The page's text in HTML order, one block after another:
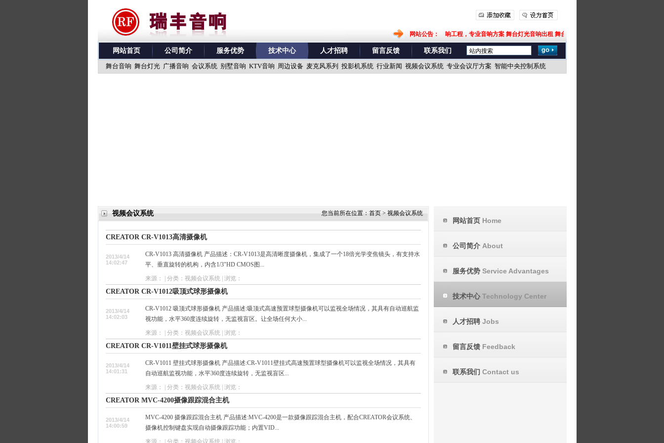
网站公告：
深圳专业音响公司 ，专业音响工程，专业音响方案 舞台灯光音响出租 舞台灯光音响出租,专业音响工程，专业音
网站首页 公司简介 服务优势 技术中心 人才招聘 留言反馈 联系我们
舞台音响 舞台灯光 广播音响 会议系统 别墅音响 KTV音响 周边设备 麦克风系列 投影机系统 行业新闻 视频会议系统 专业会议厅方案 智能中央控制系统
视频会议系统 您当前所在位置： 首页> 视频会议系统
CREATOR CR-V1013高清摄像机
2013/4/14
14:02:47
CR-V1013 高清摄像机 产品描述：CR-V1013是高清晰度摄像机，集成了一个18倍光学变焦镜头，有支持水
平、垂直旋转的机构，内含1/3"HD CMOS图...
来源： | 分类：视频会议系统 | 浏览：
CREATOR CR-V1012吸顶式球形摄像机
2013/4/14
14:02:03
CR-V1012 吸顶式球形摄像机 产品描述:吸顶式高速预置球型摄像机可以监视全场情况，其具有自动巡航监
视功能，水平360度连续旋转，无监视盲区。让全场任何大小...
来源： | 分类：视频会议系统 | 浏览：
CREATOR CR-V1011壁挂式球形摄像机
2013/4/14
14:01:31
CR-V1011 壁挂式球形摄像机 产品描述:CR-V1011壁挂式高速预置球型摄像机可以监视全场情况，其具有
自动巡航监视功能，水平360度连续旋转，无监视盲区...
来源： | 分类：视频会议系统 | 浏览：
CREATOR MVC-4200摄像跟踪混合主机
2013/4/14
14:00:59
MVC-4200 摄像跟踪混合主机 产品描述:MVC-4200是一款摄像跟踪混合主机，配合CREATOR会议系统、
摄像机控制键盘实现自动摄像跟踪功能；内置VID...
来源： | 分类：视频会议系统 | 浏览：
网站首页 Home
公司简介 About
服务优势 Service Advantages
技术中心 Technology Center
人才招聘 Jobs
留言反馈 Feedback
联系我们 Contact us